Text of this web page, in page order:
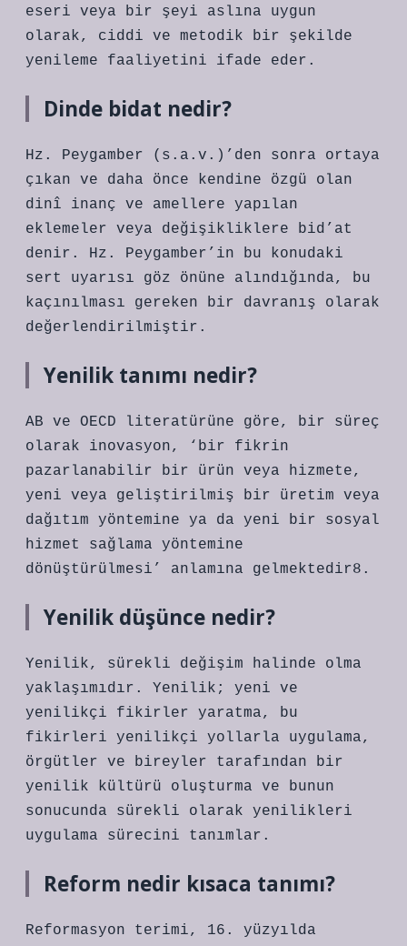
eseri veya bir şeyi aslına uygun
olarak, ciddi ve metodik bir şekilde
yenileme faaliyetini ifade eder.
Dinde bidat nedir?
Hz. Peygamber (s.a.v.)’den sonra ortaya
çıkan ve daha önce kendine özgü olan
dinî inanç ve amellere yapılan
eklemeler veya değişikliklere bid’at
denir. Hz. Peygamber’in bu konudaki
sert uyarısı göz önüne alındığında, bu
kaçınılması gereken bir davranış olarak
değerlendirilmiştir.
Yenilik tanımı nedir?
AB ve OECD literatürüne göre, bir süreç
olarak inovasyon, ‘bir fikrin
pazarlanabilir bir ürün veya hizmete,
yeni veya geliştirilmiş bir üretim veya
dağıtım yöntemine ya da yeni bir sosyal
hizmet sağlama yöntemine
dönüştürülmesi’ anlamına gelmektedir8.
Yenilik düşünce nedir?
Yenilik, sürekli değişim halinde olma
yaklaşımıdır. Yenilik; yeni ve
yenilikçi fikirler yaratma, bu
fikirleri yenilikçi yollarla uygulama,
örgütler ve bireyler tarafından bir
yenilik kültürü oluşturma ve bunun
sonucunda sürekli olarak yenilikleri
uygulama sürecini tanımlar.
Reform nedir kısaca tanımı?
Reformasyon terimi, 16. yüzyılda